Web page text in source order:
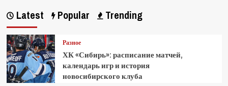
Latest Popular Trending
Разное
ХК «Сибирь»: расписание матчей,
календарь игр и история
новосибирского клуба